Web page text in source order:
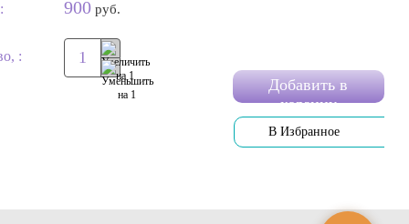
900руб.
:
Добавить в
корзину
В Избранное